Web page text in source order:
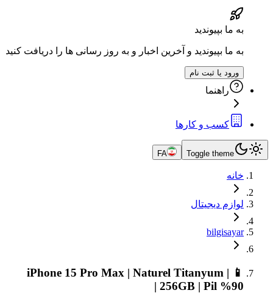
به ما بپیوندید
به ما بپیوندید و آخرین اخبار و به روز رسانی ها را دریافت کنید
ورود یا ثبت نام
راهنما
کسب و کارها
Toggle theme
FA
خانه
لوازم دیجیتال
bilgisayar
📱 iPhone 15 Pro Max | Naturel Titanyum |
256GB | Pil %90 |